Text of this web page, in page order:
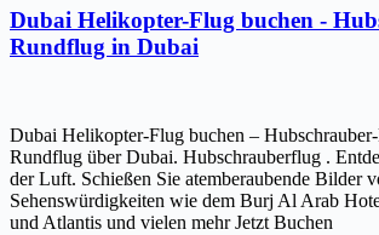
Dubai Helikopter-Flug buchen -
Rundflug in Dubai
Dubai Helikopter-Flug buchen –
Rundflug über Dubai. Hubschrauberflug .
der Luft. Schießen Sie atemberaubende Bilder
Sehenswürdigkeiten wie dem Burj Al Arab
und Atlantis und vielen mehr Jetzt Buchen